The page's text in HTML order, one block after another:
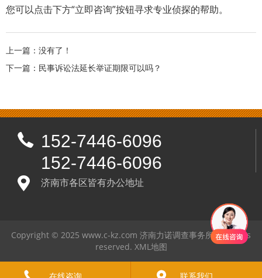
您可以点击下方“立即咨询”按钮寻求专业侦探的帮助。
上一篇：没有了！
下一篇： 民事诉讼法延长举证期限可以吗？
152-7446-6096
152-7446-6096
济南市各区皆有办公地址
Copyright © 2025 www.c-kz.com 济南力诺调查事务所 All rights
reserved. XML地图